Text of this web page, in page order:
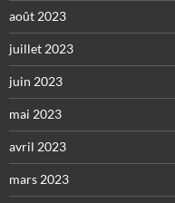
août 2023
juillet 2023
juin 2023
mai 2023
avril 2023
mars 2023